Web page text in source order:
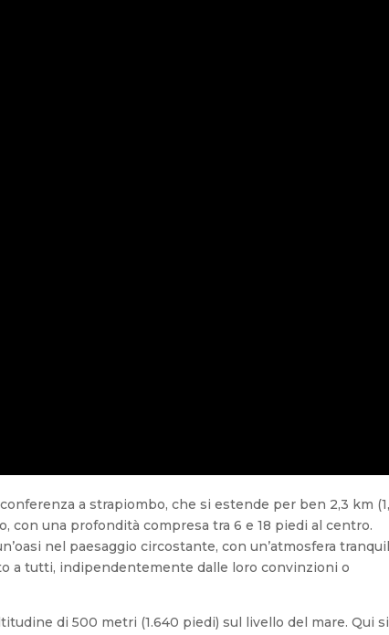
a strapiombo, che si estende per ben 2,3 km
con una profondità compresa tra 6 e 18 piedi al centro.
nel paesaggio circostante, con un’atmosfera
a tutti, indipendentemente dalle loro convinzioni o
di 500 metri (1.640 piedi) sul livello del mare. Qui si